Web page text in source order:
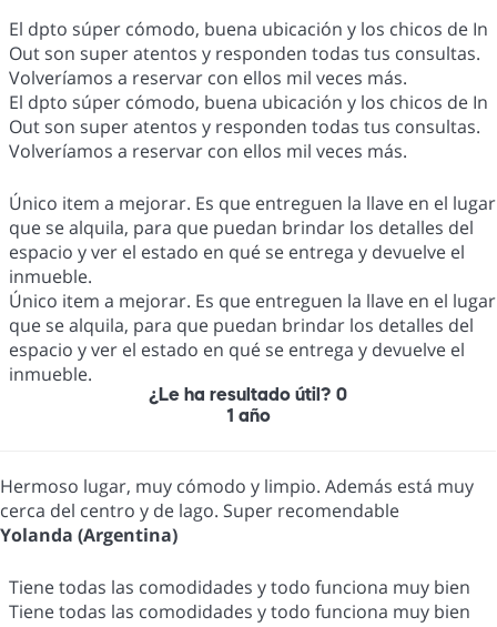
El dpto súper cómodo, buena ubicación y los chicos de In
Out son super atentos y responden todas tus consultas.
Volveríamos a reservar con ellos mil veces más.
El dpto súper cómodo, buena ubicación y los chicos de In
Out son super atentos y responden todas tus consultas.
Volveríamos a reservar con ellos mil veces más.
Único item a mejorar. Es que entreguen la llave en el lugar
que se alquila, para que puedan brindar los detalles del
espacio y ver el estado en qué se entrega y devuelve el
inmueble.
Único item a mejorar. Es que entreguen la llave en el lugar
que se alquila, para que puedan brindar los detalles del
espacio y ver el estado en qué se entrega y devuelve el
inmueble.
¿Le ha resultado útil? 0
1 año
Hermoso lugar, muy cómodo y limpio. Además está muy
cerca del centro y de lago. Super recomendable
Yolanda (Argentina)
Tiene todas las comodidades y todo funciona muy bien
Tiene todas las comodidades y todo funciona muy bien